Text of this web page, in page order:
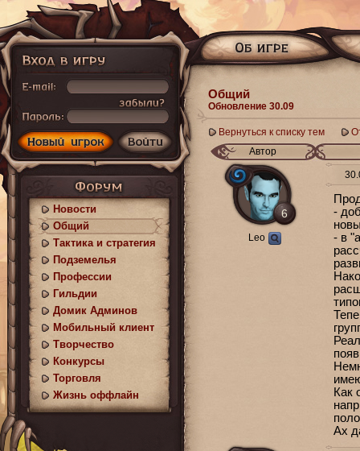
Общий
Обновление 30.09
Вернуться к списку тем
Автор
6
Leo
-
- в
Как
Ах
Новости
Общий
Тактика и стратегия
Подземелья
Профессии
Гильдии
Домик Админов
Мобильный клиент
Творчество
Конкурсы
Торговля
Жизнь оффлайн